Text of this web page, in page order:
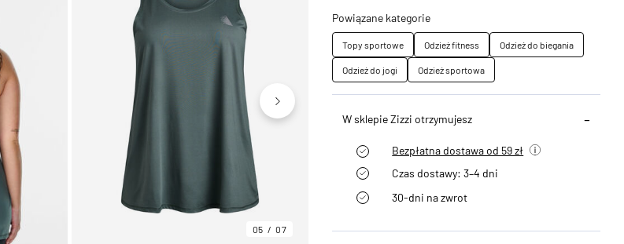
05 07 06 07
Powiązane kategorie
Topy sportowe Odzież fitness
Odzież do biegania
Odzież do jogi
Odzież sportowa
W sklepie Zizzi otrzymujesz
Bezpłatna dostawa od 59 zł
Czas dostawy: 3–4 dni
30-dni na zwrot